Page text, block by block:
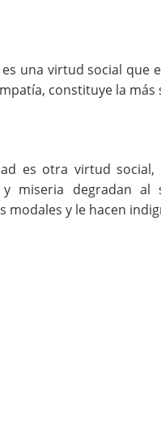
es una virtud social que
constituye la
es otra virtud
y miseria degradan
modales y le hacen